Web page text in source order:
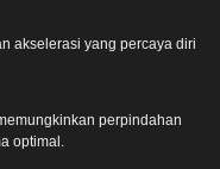
akselerasi yang percaya diri
perpindahan
optimal.